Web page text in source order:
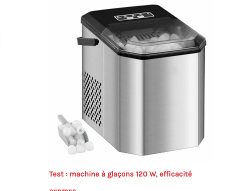
Test : machine à glaçons 120 W, efficacité